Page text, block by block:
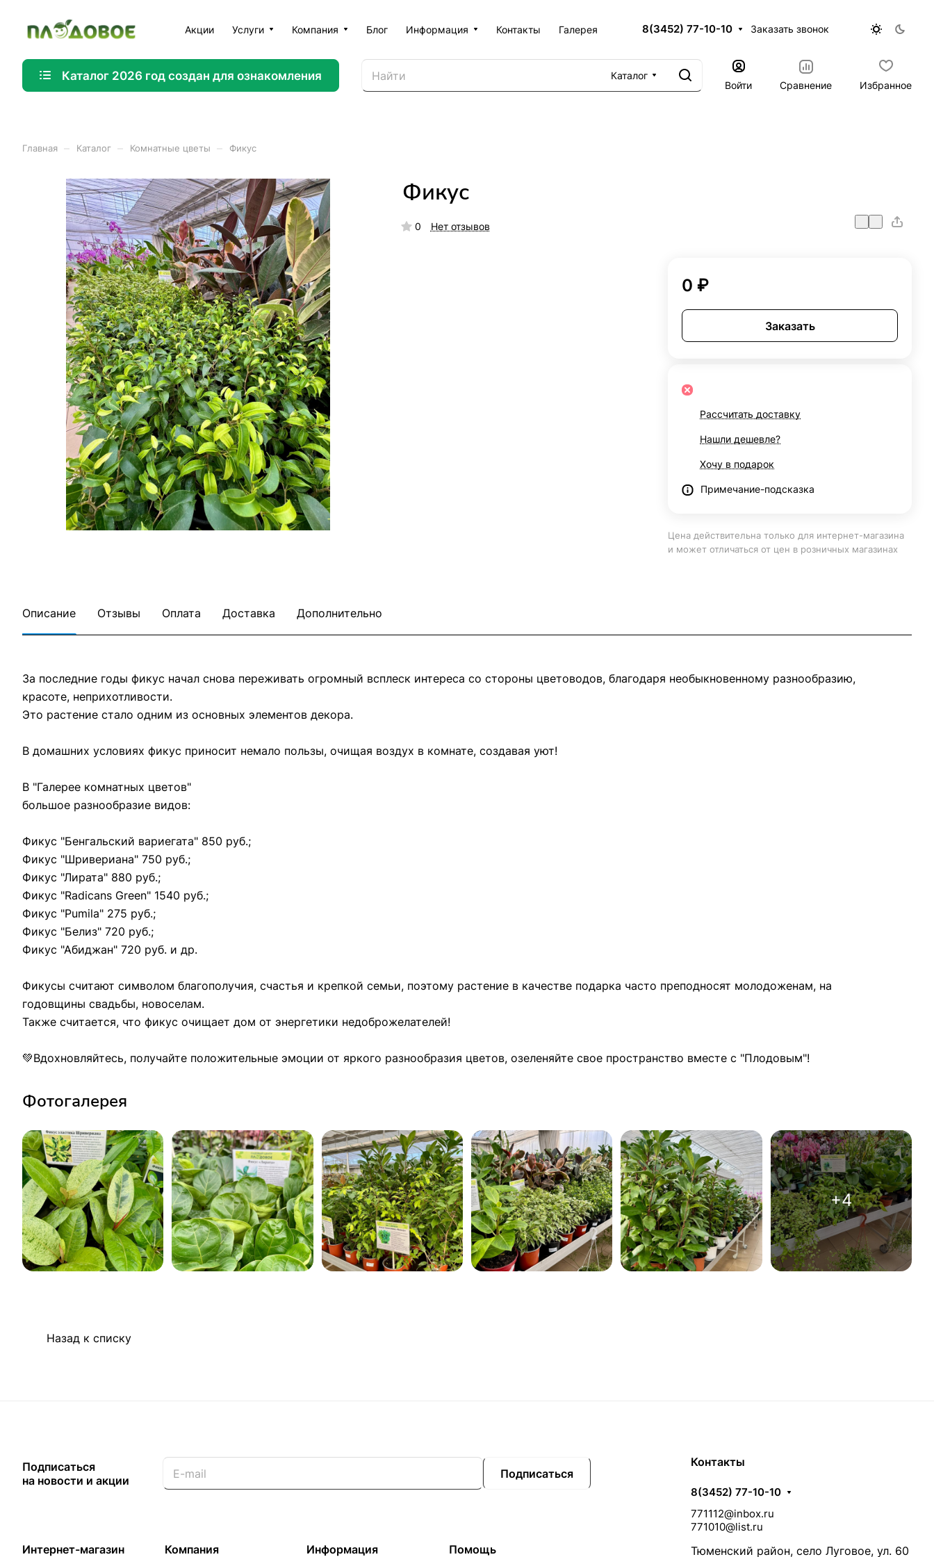
Акции Услуги Компания Блог Информация Контакты Галерея 8(3452) 77-10-10 Заказать звонок
Каталог 2026 год создан для ознакомления
Каталог
Войти
Сравнение Избранное
Главная Каталог Комнатные цветы Фикус
Фикус
0 Нет отзывов
0 ₽
Заказать
Рассчитать доставку
Нашли дешевле?
Хочу в подарок
Примечание-подсказка
Цена действительна только для интернет-магазина
и может отличаться от цен в розничных магазинах
Описание Отзывы Оплата Доставка Дополнительно
За последние годы фикус начал снова переживать огромный всплеск интереса со стороны цветоводов, благодаря необыкновенному разнообразию,
красоте, неприхотливости.
Это растение стало одним из основных элементов декора.
В домашних условиях фикус приносит немало пользы, очищая воздух в комнате, создавая уют!
В "Галерее комнатных цветов"
большое разнообразие видов:
Фикус "Бенгальский вариегата" 850 руб.;
Фикус "Шривериана" 750 руб.;
Фикус "Лирата" 880 руб.;
Фикус "Radicans Green" 1540 руб.;
Фикус "Pumila" 275 руб.;
Фикус "Белиз" 720 руб.;
Фикус "Абиджан" 720 руб. и др.
Фикусы считают символом благополучия, счастья и крепкой семьи, поэтому растение в качестве подарка часто преподносят молодоженам, на
годовщины свадьбы, новоселам.
Также считается, что фикус очищает дом от энергетики недоброжелателей!
💚Вдохновляйтесь, получайте положительные эмоции от яркого разнообразия цветов, озеленяйте свое пространство вместе с "Плодовым"!
Фотогалерея
Назад к списку
Подписаться
на новости и акции
Подписаться
Интернет-магазин Компания Информация Помощь
Контакты
8(3452) 77-10-10
771112@inbox.ru
771010@list.ru
Тюменский район, село Луговое, ул. 60